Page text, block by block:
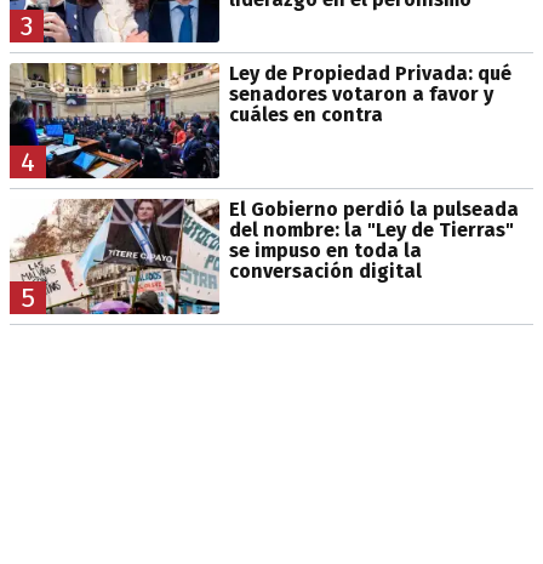
3
4
Ley de Propiedad Privada: qué
senadores votaron a favor y
cuáles en contra
5
El Gobierno perdió la pulseada
del nombre: la "Ley de Tierras"
se impuso en toda la
conversación digital